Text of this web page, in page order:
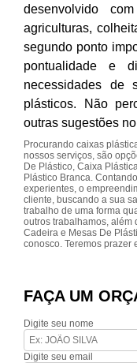
desenvolvido
agriculturas,
segundo ponto
pontualidade e
necessidades de
plásticos. Não
outras sugestões
Procurando caixas
nossos serviços, são
De Plástico, Caixa
Plástico Branca.
experientes, o
cliente, buscando a sua
trabalho de uma forma
outros trabalhamos, além
Cadeira e Mesas De
conosco. Teremos prazer
FAÇA UM
Digite seu nome
Digite seu email